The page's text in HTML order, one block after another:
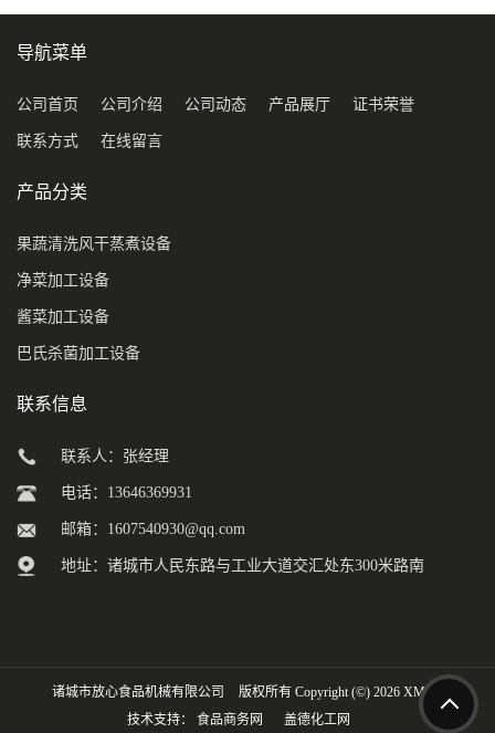
导航菜单
公司首页 公司介绍 公司动态 产品展厅 证书荣誉
联系方式 在线留言
产品分类
果蔬清洗风干蒸煮设备
净菜加工设备
酱菜加工设备
巴氏杀菌加工设备
联系信息
联系人：张经理
电话：13646369931
邮箱： 1607540930@qq.com
地址：诸城市人民东路与工业大道交汇处东300米路南
诸城市放心食品机械有限公司 版权所有 Copyright (©) 2026 XML
技术支持： 食品商务网 盖德化工网